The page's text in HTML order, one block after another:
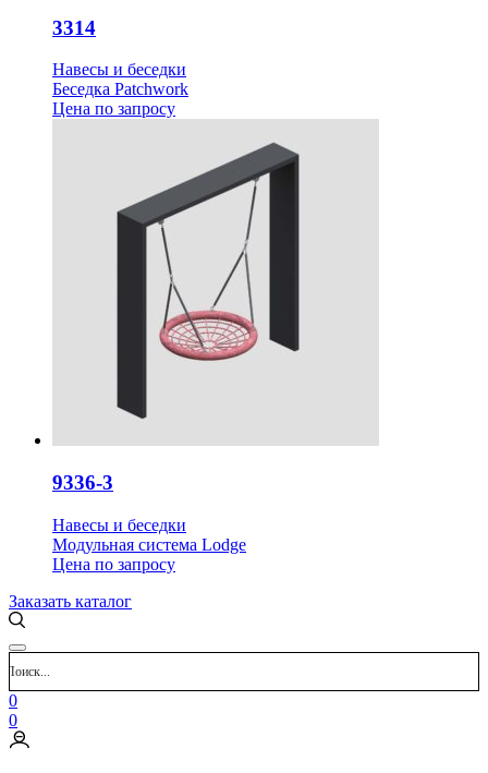
3314
Навесы и беседки
Беседка Patchwork
Цена по запросу
9336-3
Навесы и беседки
Модульная система Lodge
Цена по запросу
Заказать каталог
0
0